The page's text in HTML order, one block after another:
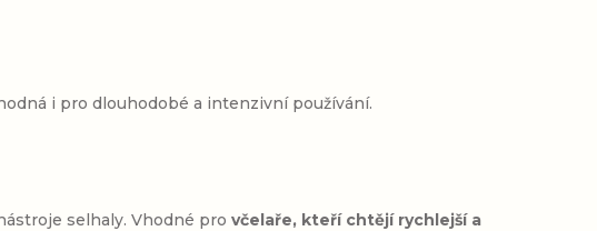
i pro dlouhodobé a intenzivní používání.
selhaly. Vhodné provčelaře, kteří chtějí rychlejší a